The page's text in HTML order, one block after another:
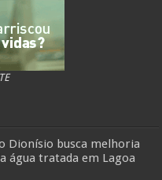
Dionísio busca melhoria
água tratada em Lagoa